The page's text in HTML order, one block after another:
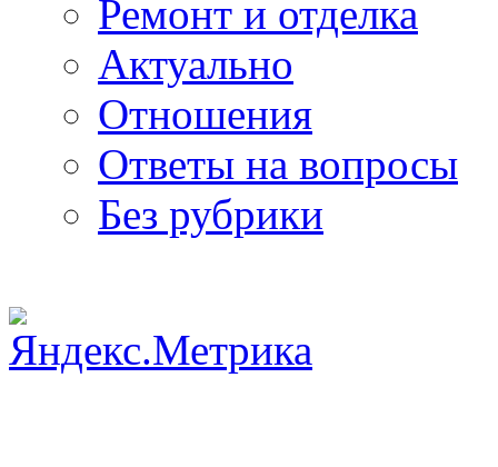
Ремонт и отделка
Актуально
Отношения
Ответы на вопросы
Без рубрики